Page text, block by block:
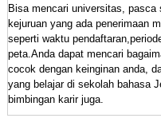
Bisa mencari universitas,
kejuruan yang ada penerimaan
seperti waktu
peta.Anda dapat mencari
cocok dengan keinginan anda,
yang belajar di sekolah bahasa
bimbingan karir juga.